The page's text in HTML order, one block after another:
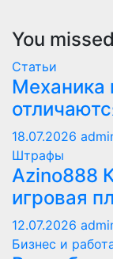
You missed
Статьи
Механика
18.07.2026
Штрафы
Azino888
игровая
12.07.2026
Бизнес и